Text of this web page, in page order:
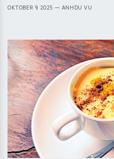
OKTOBER 9, 2025 — ANHDU VU